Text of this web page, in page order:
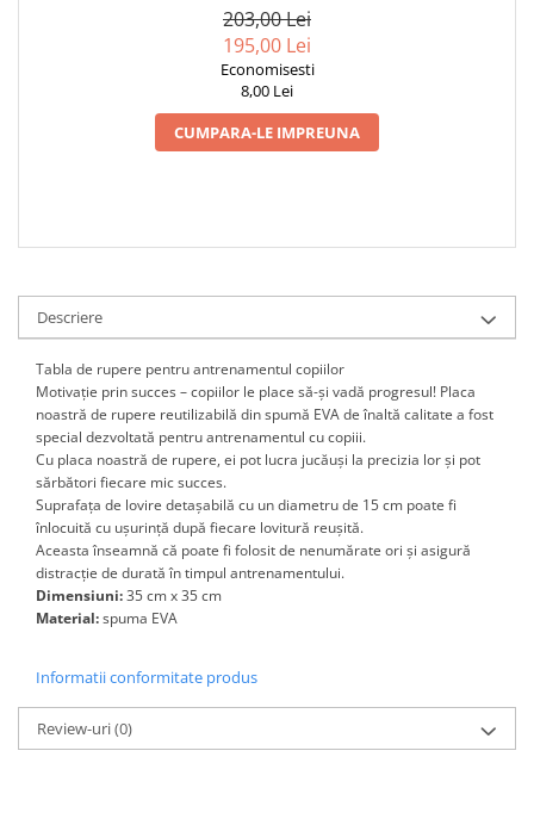
203,00 Lei
195,00 Lei
Economisesti
8,00 Lei
CUMPARA-LE IMPREUNA
Descriere
Tabla de rupere pentru antrenamentul copiilor
Motivație prin succes – copiilor le place să-și vadă progresul! Placa
noastră de rupere reutilizabilă din spumă EVA de înaltă calitate a fost
special dezvoltată pentru antrenamentul cu copiii.
Cu placa noastră de rupere, ei pot lucra jucăuși la precizia lor și pot
sărbători fiecare mic succes.
Suprafața de lovire detașabilă cu un diametru de 15 cm poate fi
înlocuită cu ușurință după fiecare lovitură reușită.
Aceasta înseamnă că poate fi folosit de nenumărate ori și asigură
distracție de durată în timpul antrenamentului.
Dimensiuni:35 cm x 35 cm
Material:spuma EVA
Informatii conformitate produs
Review-uri(0)